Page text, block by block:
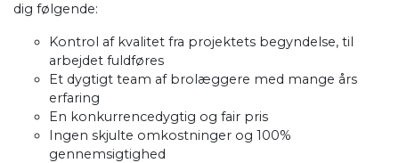
dig følgende:
Kontrol af kvalitet fra projektets begyndelse, til
arbejdet fuldføres
Et dygtigt team af brolæggere med mange års
erfaring
En konkurrencedygtig og fair pris
Ingen skjulte omkostninger og 100%
gennemsigtighed